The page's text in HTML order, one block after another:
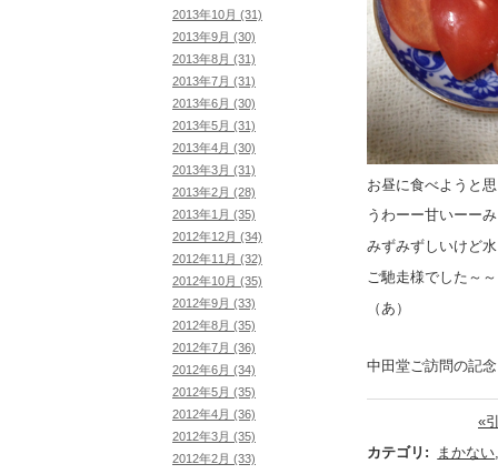
お昼に食べようと
うわーー甘いーー
みずみずしいけど
ご馳走様でした～
（あ）
中田堂ご訪問の記
«
カテゴリ : まかない
2013年10月 (31)
2013年9月 (30)
2013年8月 (31)
2013年7月 (31)
2013年6月 (30)
2013年5月 (31)
2013年4月 (30)
2013年3月 (31)
2013年2月 (28)
2013年1月 (35)
2012年12月 (34)
2012年11月 (32)
2012年10月 (35)
2012年9月 (33)
2012年8月 (35)
2012年7月 (36)
2012年6月 (34)
2012年5月 (35)
2012年4月 (36)
2012年3月 (35)
2012年2月 (33)